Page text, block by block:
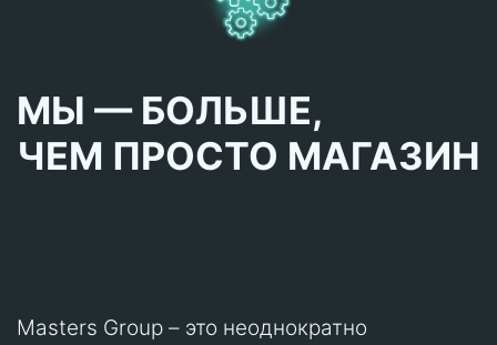
МЫ — БОЛЬШЕ,
ЧЕМ ПРОСТО МАГАЗИН
Masters Group – это неоднократно